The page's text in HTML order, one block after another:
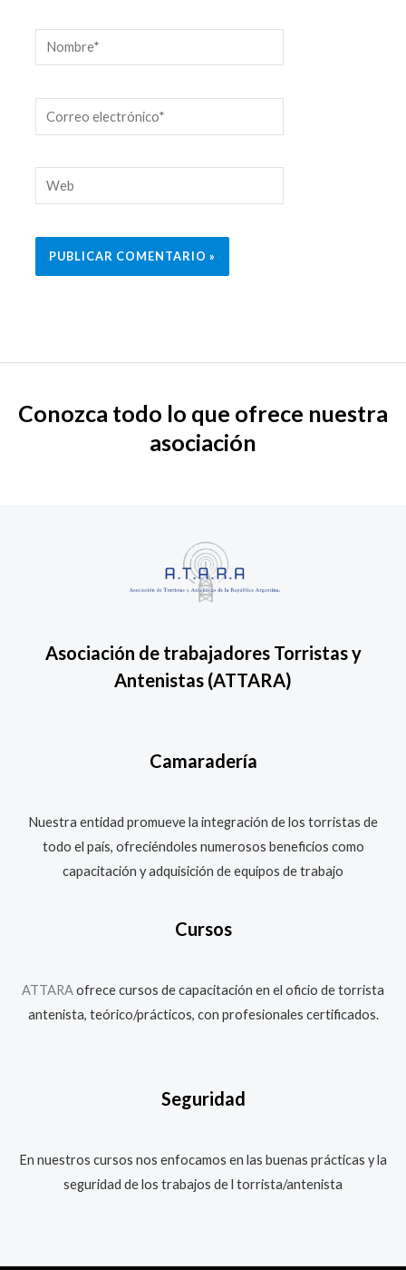
Nombre*
Correo
electrónico*
Web
Conozca todo lo que ofrece nuestra
asociación
Asociación de trabajadores Torristas y
Antenistas (ATTARA)
Camaradería
Nuestra entidad promueve la integración de los torristas de
todo el país, ofreciéndoles numerosos beneficios como
capacitación y adquisición de equipos de trabajo
Cursos
ATTARAofrece cursos de capacitación en el oficio de torrista
antenista, teórico/prácticos, con profesionales certificados.
Seguridad
En nuestros cursos nos enfocamos en las buenas prácticas y la
seguridad de los trabajos de l torrista/antenista